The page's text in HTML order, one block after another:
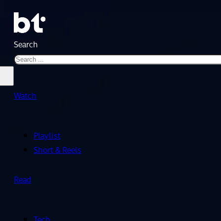
Search
Watch
Playlist
Short & Reels
Read